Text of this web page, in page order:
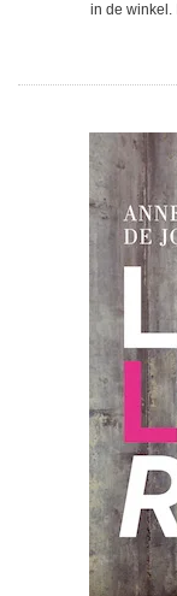
in de winkel.